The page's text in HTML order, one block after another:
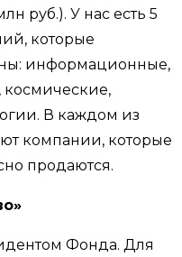
руб.). У нас есть 5
которые
информационные,
В каждом из
компании, которые
продаются.
Фонда. Для